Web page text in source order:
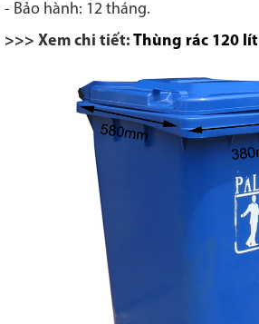
- Bảo hành: 12 tháng.
>>> Xem chi tiết: Thùng rác 120 lít